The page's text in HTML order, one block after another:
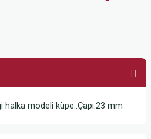
halka modeli küpe..Çapı:23 mm